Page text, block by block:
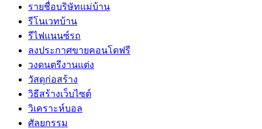
รายชื่อบริษัทแม่บ้าน
รีโนเวทบ้าน
รีไฟแนนซ์รถ
ลงประกาศขายคอนโดฟรี
วงดนตรีงานแต่ง
วัสดุก่อสร้าง
วิธีสร้างเว็บไซต์
วิเคราะห์บอล
ศัลยกรรม